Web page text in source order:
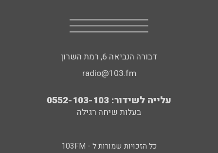
דבורה הנביאה 6, רמת השרון
radio@103.fm
עלייה לשידור: 0552-103-103
בעלות שיחה רגילה
כל הזכויות שמורות ל - 103FM